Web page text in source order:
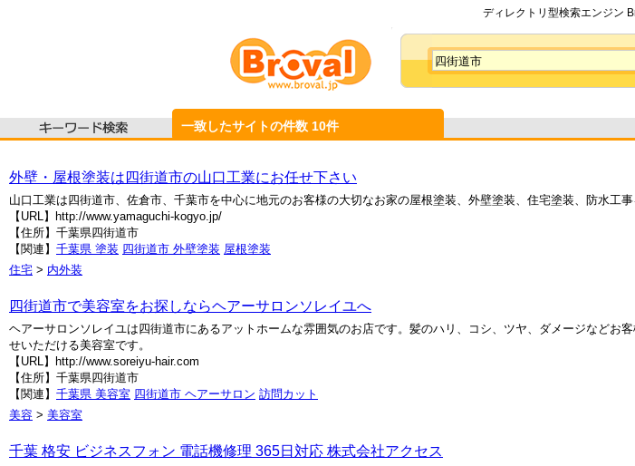
ディレクトリ型検索エンジン
一致したサイトの件数 10件
外壁・屋根塗装は四街道市の山口工業にお任せ下さい
山口工業は四街道市、佐倉市、千葉市を中心に地元のお客様の大切なお家の屋根塗装、外壁塗装、住宅塗装、防水工事
【URL】http://www.yamaguchi-kogyo.jp/
【住所】千葉県四街道市
【関連】 千葉県 塗装 四街道市 外壁塗装 屋根塗装
住宅 > 内外装
四街道市で美容室をお探しならヘアーサロンソレイユへ
ヘアーサロンソレイユは四街道市にあるアットホームな雰囲気のお店です。髪のハリ、コシ、ツヤ、ダメージなどお
せいただける美容室です。
【URL】http://www.soreiyu-hair.com
【住所】千葉県四街道市
【関連】 千葉県 美容室 四街道市 ヘアーサロン 訪問カット
美容 > 美容室
千葉 格安 ビジネスフォン 電話機修理 365日対応 株式会社アクセス